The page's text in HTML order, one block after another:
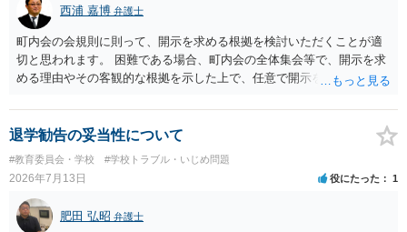
西浦 嘉博 弁護士
町内会の会規則に則って、開示を求める根拠を検討いただくことが適
切と思われます。 困難である場合、町内会の全体集会等で、開示を求
める理由やその客観的な根拠を示した上で、任意で開示を求めること
法律事務所での相談を検討ください。
退学勧告の妥当性について
#教育委員会・学校 #学校トラブル・いじめ問題
2026年7月13日 役にたった 1
肥田 弘昭 弁護士